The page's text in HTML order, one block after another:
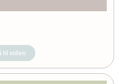
til siden